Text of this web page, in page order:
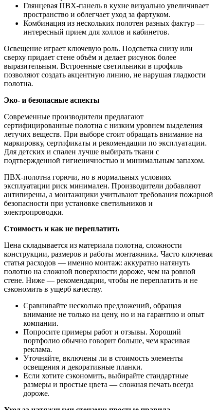
Глянцевая ПВХ-панель в кухне визуально увеличивает
пространство и облегчает уход за фартуком.
Комбинация из нескольких полотен разных фактур —
интересный прием для холлов и кабинетов.
Освещение играет ключевую роль. Подсветка снизу или
сверху придает стене объём и делает рисунок более
выразительным. Встроенные светильники в профиль
позволяют создать акцентную линию, не нарушая гладкости
полотна.
Эко- и безопасные аспекты
Современные производители предлагают
сертифицированные полотна с низким уровнем выделения
летучих веществ. При выборе стоит обращать внимание на
маркировку, сертификаты и рекомендации по эксплуатации.
Для детских и спален лучше выбирать ткани с
подтвержденной гигиеничностью и минимальным запахом.
ПВХ-полотна горючи, но в нормальных условиях
эксплуатации риск минимален. Производители добавляют
антипирены, а монтажщики учитывают требования пожарной
безопасности при установке светильников и
электропроводки.
Стоимость и как не переплатить
Цена складывается из материала полотна, сложности
конструкции, размеров и работы монтажника. Часто ключевая
статья расходов — именно монтаж: аккуратно натянуть
полотно на сложной поверхности дороже, чем на ровной
стене. Ниже — рекомендации, чтобы не переплатить и не
сэкономить в ущерб качеству.
Сравнивайте несколько предложений, обращая
внимание не только на цену, но и на гарантию и опыт
компании.
Попросите примеры работ и отзывы. Хороший
портфолио обычно говорит больше, чем красивая
реклама.
Уточняйте, включены ли в стоимость элементы
освещения и декоративные планки.
Если хотите сэкономить, выбирайте стандартные
размеры и простые цвета — сложная печать всегда
дороже.